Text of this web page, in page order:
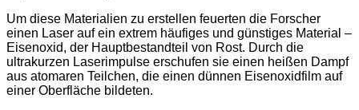
Um diese Materialien zu erstellen feuerten die Forscher
einen Laser auf ein extrem häufiges und günstiges Material –
Eisenoxid, der Hauptbestandteil von Rost. Durch die
ultrakurzen Laserimpulse erschufen sie einen heißen Dampf
aus atomaren Teilchen, die einen dünnen Eisenoxidfilm auf
einer Oberfläche bildeten.